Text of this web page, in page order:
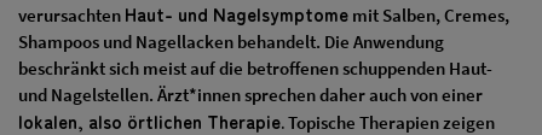
verursachten Haut- und Nagelsymptome mit Salben, Cremes,
Shampoos und Nagellacken behandelt. Die Anwendung
beschränkt sich meist auf die betroffenen schuppenden Haut-
und Nagelstellen. Ärzt*innen sprechen daher auch von einer
lokalen, also örtlichen Therapie.Topische Therapien zeigen